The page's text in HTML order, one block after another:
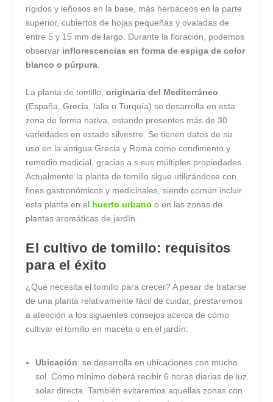
rígidos y leñosos en la base, más herbáceos en la parte
superior, cubiertos de hojas pequeñas y ovaladas de
entre 5 y 15 mm de largo. Durante la floración, podemos
observar inflorescencias en forma de espiga de color
blanco o púrpura
La planta de tomillo,originaria del Mediterráneo
(España, Grecia, Ialia o Turquía) se desarrolla en esta
zona de forma nativa, estando presentes más de 30
variedades en estado silvestre. Se tienen datos de su
uso en la antigua Grecia y Roma como condimento y
remedio medicial, gracias a s sus múltiples propiedades.
Actualmente la planta de tomillo sigue utilizándose con
fines gastronómicos y medicinales, siendo común incluir
esta planta en el huerto urbano o en las zonas de
plantas aromáticas de jardín.
El cultivo de tomillo: requisitos
para el éxito
¿Qué necesita el tomillo para crecer? A pesar de tratarse
de una planta relativamente fácil de cuidar, prestaremos
a atención a los siguientes consejos acerca de cómo
cultivar el tomillo en maceta o en el jardín:
Ubicación: se desarrolla en ubicaciones con mucho
sol. Como mínimo deberá recibir 6 horas diarias de luz
solar directa. También evitaremos aquellas zonas con